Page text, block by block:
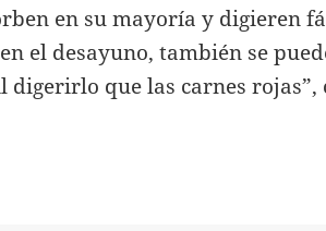
en su mayoría y digieren
el desayuno, también se
digerirlo que las carnes rojas”,